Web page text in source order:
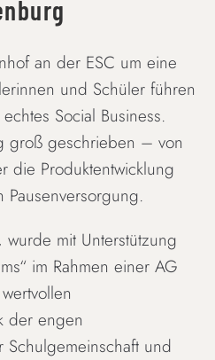
an der ESC um eine
und Schüler führen
Social Business.
groß geschrieben – von
die Produktentwicklung
mit Unterstützung
im Rahmen einer AG
der engen
Schulgemeinschaft und